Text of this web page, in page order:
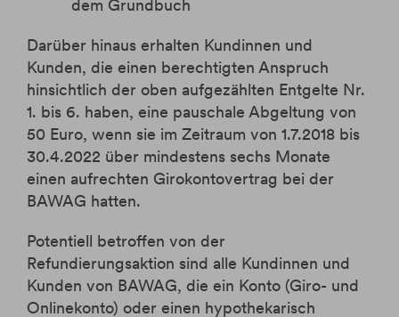
dem Grundbuch
Darüber hinaus erhalten Kundinnen und
Kunden, die einen berechtigten Anspruch
hinsichtlich der oben aufgezählten Entgelte Nr.
1. bis 6. haben, eine pauschale Abgeltung von
50 Euro, wenn sie im Zeitraum von 1.7.2018 bis
30.4.2022 über mindestens sechs Monate
einen aufrechten Girokontovertrag bei der
BAWAG hatten.
Potentiell betroffen von der
Refundierungsaktion sind alle Kundinnen und
Kunden von BAWAG, die ein Konto (Giro- und
Onlinekonto) oder einen hypothekarisch